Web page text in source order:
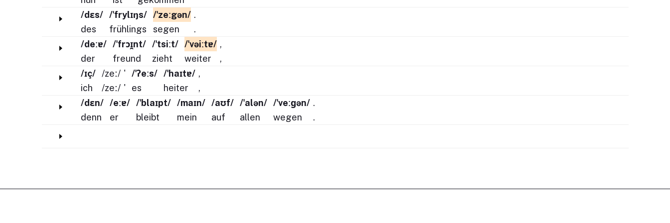
/dɛs/
des
/ˈfrylɪŋs/
frühlings
/ˈzeːgən/
segen
.
.
/deːɐ/
der
/ˈfrɔɪ̯nt/
freund
/ˈtsiːt/
zieht
/ˈvəiːtɐ/
weiter
,
,
/ɪç/
ich
/zeː/
/zeː/
'
'
/ˈʔeːs/
es
/ˈhaɪtɐ/
heiter
,
,
/dɛn/
denn
/eːɐ/
er
/ˈblaɪpt/
bleibt
/maɪn/
mein
/aʊf/
auf
/ˈalən/
allen
/ˈveːɡən/
wegen
.
.